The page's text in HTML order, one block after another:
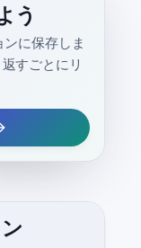
う
に保存しま
すごとにリ